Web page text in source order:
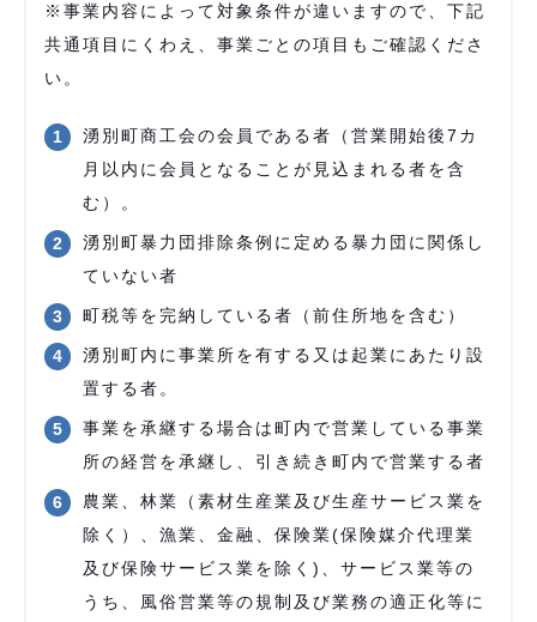
※事業内容によって対象条件が違いますので、下記
共通項目にくわえ、事業ごとの項目もご確認くださ
い。
湧別町商工会の会員である者（営業開始後7カ
月以内に会員となることが見込まれる者を含
む）。
湧別町暴力団排除条例に定める暴力団に関係し
ていない者
町税等を完納している者（前住所地を含む）
湧別町内に事業所を有する又は起業にあたり設
置する者。
事業を承継する場合は町内で営業している事業
所の経営を承継し、引き続き町内で営業する者
農業、林業（素材生産業及び生産サービス業を
除く）、漁業、金融、保険業(保険媒介代理業
及び保険サービス業を除く)、サービス業等の
うち、風俗営業等の規制及び業務の適正化等に